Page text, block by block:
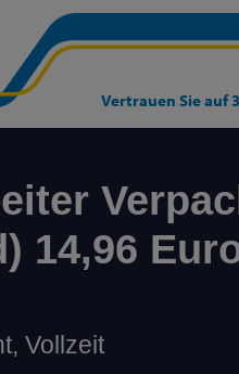
Vertrauen Sie auf
14,96
Vollzeit